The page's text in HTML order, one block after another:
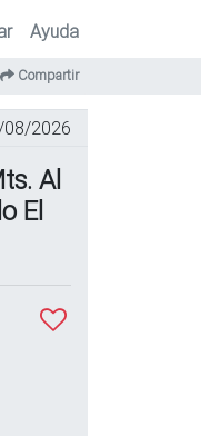
Ayuda
Compartir
08/2026
Al
El